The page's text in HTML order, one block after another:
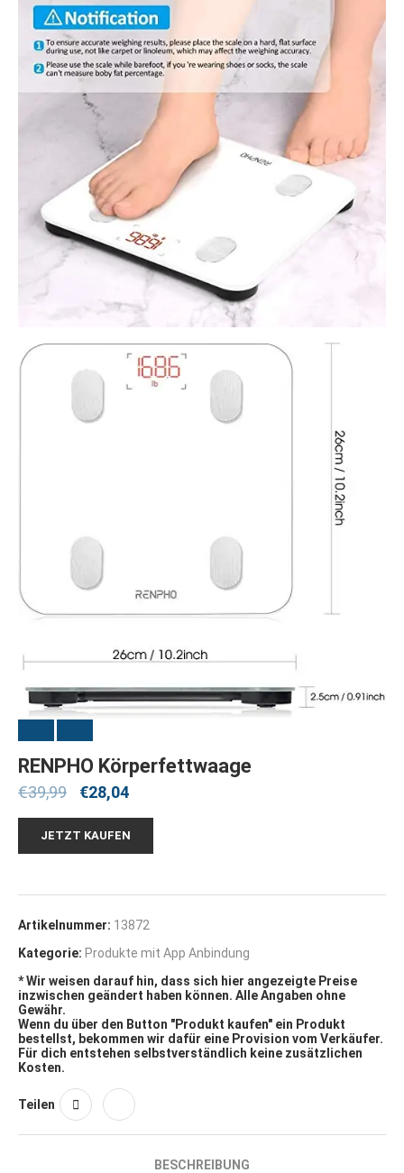
RENPHO Körperfettwaage
€39,99 €28,04
JETZT KAUFEN
Artikelnummer: 13872
Kategorie: Produkte mit App Anbindung
* Wir weisen darauf hin, dass sich hier angezeigte Preise
inzwischen geändert haben können. Alle Angaben ohne
Gewähr.
Wenn du über den Button "Produkt kaufen" ein Produkt
bestellst, bekommen wir dafür eine Provision vom Verkäufer.
Für dich entstehen selbstverständlich keine zusätzlichen
Kosten.
Teilen
BESCHREIBUNG